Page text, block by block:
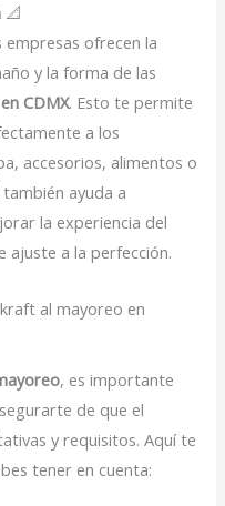
📐
empresas ofrecen la
y la forma de las
CDMX. Esto te permite
a los
accesorios, alimentos o
ayuda a
la experiencia del
ajuste a la perfección.
al mayoreo en
, es importante
de que el
y requisitos. Aquí te
tener en cuenta: